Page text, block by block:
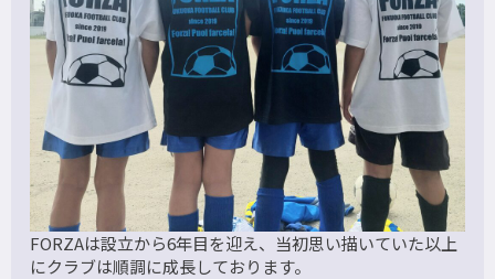
FORZAは設立から6年目を迎え、当初思い描いていた以上
にクラブは順調に成長しております。